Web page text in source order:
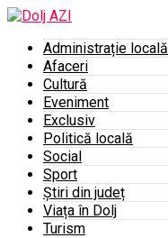
Administrație locală
Afaceri
Cultură
Eveniment
Exclusiv
Politică locală
Social
Sport
Știri din județ
Viața în Dolj
Turism